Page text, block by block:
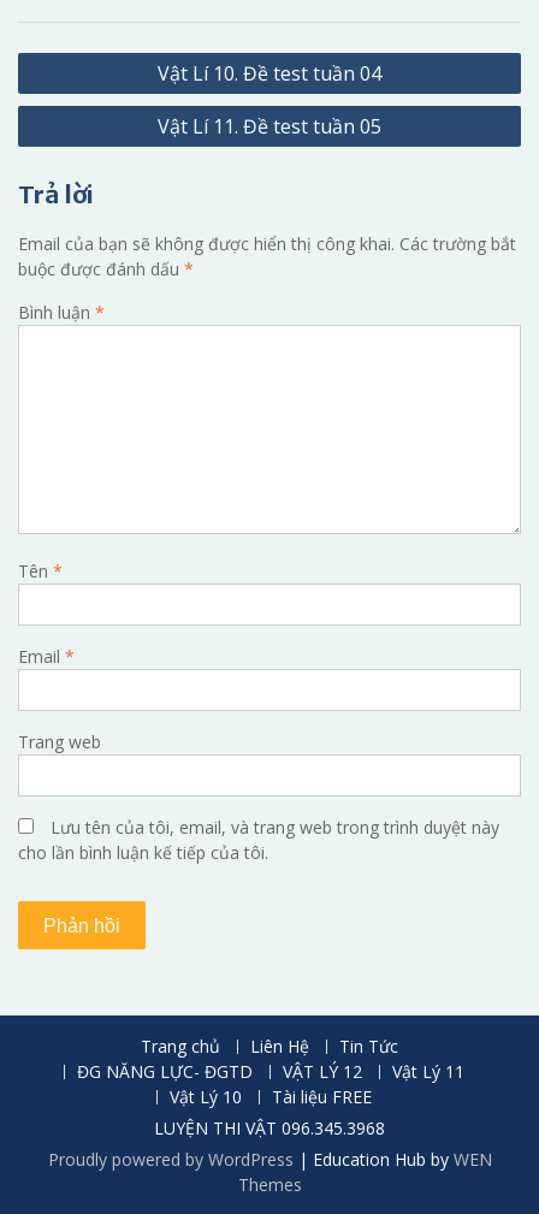
Điều
hướng
Vật Lí 10. Đề test tuần 04
Vật Lí 11. Đề test tuần 05
Trả lời
Email của bạn sẽ không được hiển thị công khai. Các trường bắt
buộc được đánh dấu *
Bình luận *
Tên *
Email *
Trang web
Lưu tên của tôi, email, và trang web trong trình duyệt này
cho lần bình luận kế tiếp của tôi.
Trang chủ Liên Hệ
Tin Tức
ĐG NĂNG LỰC- ĐGTD
VẬT LÝ 12
Vật Lý 11
Vật Lý 10
Tài liệu FREE
LUYỆN THI VẬT 096.345.3968
Proudly powered by WordPress | Education Hub by WEN
Themes